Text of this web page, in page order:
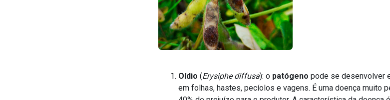
Oídio (Erysiphe diffusa): o patógeno pode se desenvolver
em folhas, hastes, pecíolos e vagens. É uma doença muito